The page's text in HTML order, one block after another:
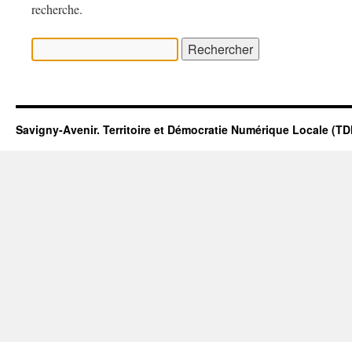
recherche.
Savigny-Avenir. Territoire et Démocratie Numérique Locale